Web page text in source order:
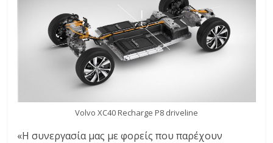
Volvo XC40 Recharge P8 driveline
«Η συνεργασία μας με φορείς που παρέχουν